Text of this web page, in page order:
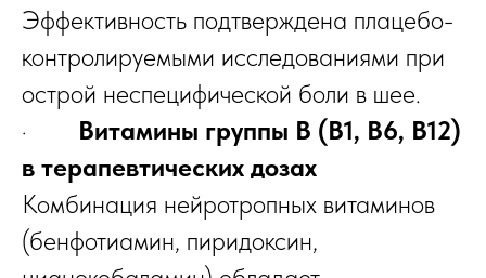
Эффективность подтверждена плацебо-
контролируемыми исследованиями при
острой неспецифической боли в шее.
· Витамины группы В (В1, В6, В12)
в терапевтических дозах
Комбинация нейротропных витаминов
(бенфотиамин, пиридоксин,